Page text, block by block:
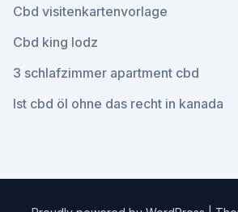
Cbd visitenkartenvorlage
Cbd king lodz
3 schlafzimmer apartment cbd
Ist cbd öl ohne das recht in kanada